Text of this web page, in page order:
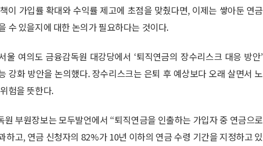
이 가입률 확대와 수익률 제고에 초점을 맞췄다면, 이제는 쌓아둔 연금
수 있을지에 대한 논의가 필요하다는 것이다.
울 여의도 금융감독원 대강당에서 ‘퇴직연금의 장수리스크 대응 방안’
강화 방안을 논의했다. 장수리스크는 은퇴 후 예상보다 오래 살면서 노
험을 뜻한다.
부원장보는 모두발언에서 “퇴직연금을 인출하는 가입자 중 연금으로
하고, 연금 신청자의 82%가 10년 이하의 연금 수령 기간을 지정하고 있